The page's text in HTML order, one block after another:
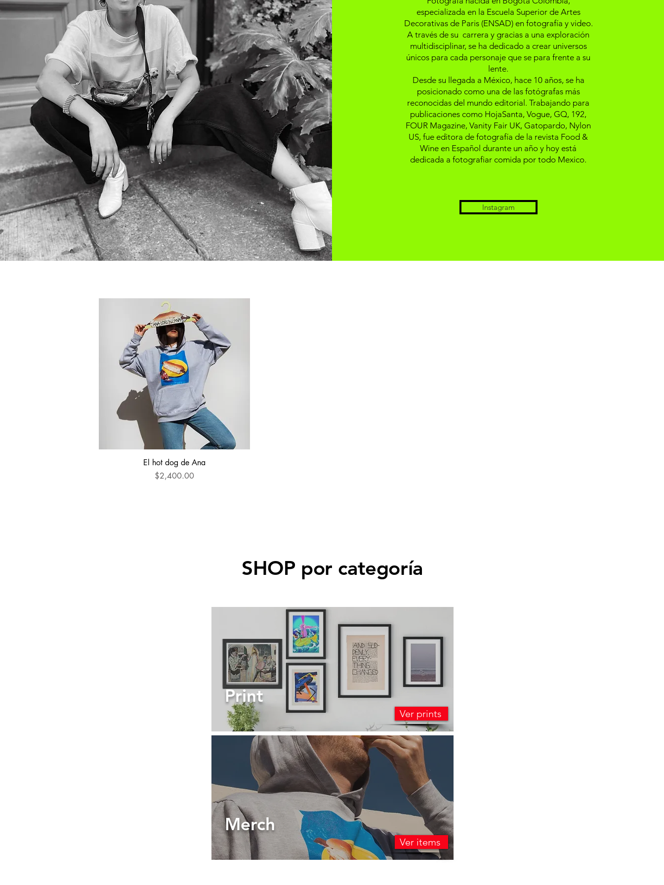
especializada en la Escuela Superior de Artes
Decorativas de Paris (ENSAD) en fotografía y video.
A través de su carrera y gracias a una exploración
multidisciplinar, se ha dedicado a crear universos
únicos para cada personaje que se para frente a su
lente.
Desde su llegada a México, hace 10 años, se ha
posicionado como una de las fotógrafas más
reconocidas del mundo editorial. Trabajando para
publicaciones como HojaSanta, Vogue, GQ, 192,
FOUR Magazine, Vanity Fair UK, Gatopardo, Nylon
US, fue editora de fotografía de la revista Food &
Wine en Español durante un año y hoy está
dedicada a fotografiar comida por todo Mexico.
Instagram
Vista rápida
El hot dog de Ana
Precio
$2,400.00
SHOP por categoría
Print
Ver prints
Merch
Ver items